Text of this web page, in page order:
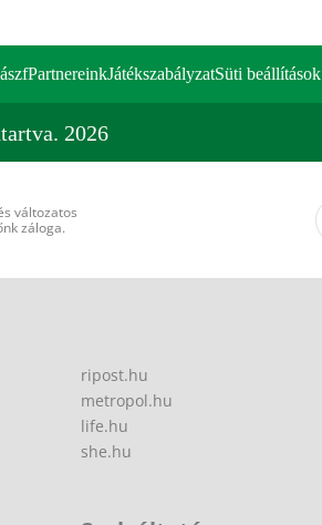
PartnereinkJátékszabályzatSüti beállítások
2026
változatos
záloga.
ripost.hu
metropol.hu
life.hu
she.hu